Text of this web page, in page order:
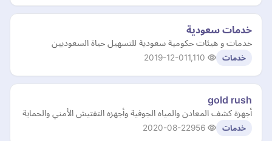
خدمات سعودية
خدمات و هيئات حكومية سعودية للتسهيل حياة السعوديين
خدمات 2019-12-01
gold rush
أجهزة كشف المعادن والمياه الجوفية وأجهزه التفتيش الأمني والحماية
خدمات 2020-08-22